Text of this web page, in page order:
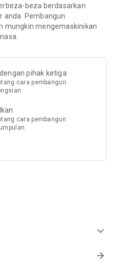
beza berdasarkan
anda. Pembangun
mungkin mengemaskinikan
pihak ketiga
cara pembangun
cara pembangun
expand_more
arrow_forward